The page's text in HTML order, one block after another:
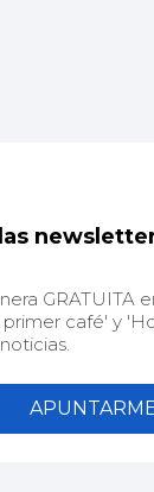
GRATUITA
café' y